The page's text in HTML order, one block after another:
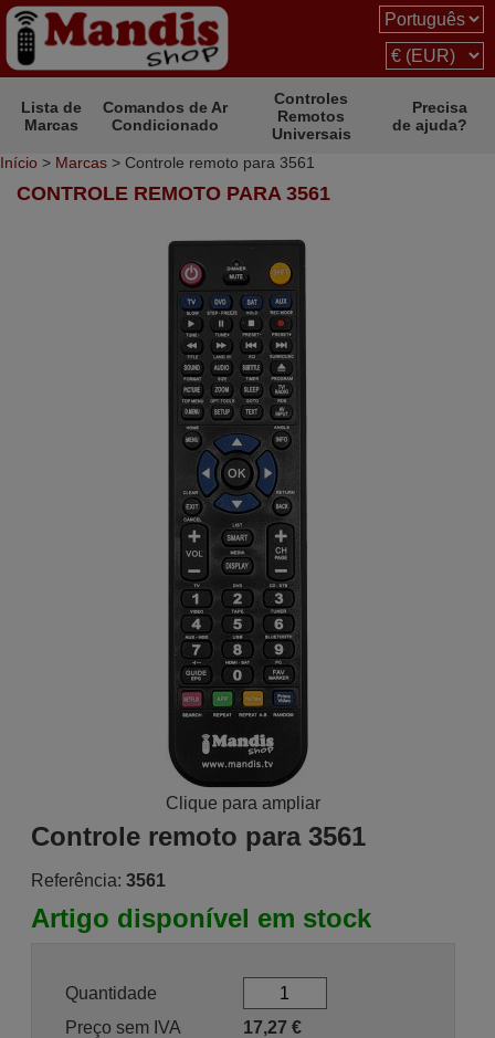
Lista de
Marcas
Comandos de Ar
Condicionado
Controles
Remotos
Universais
Precisa
de ajuda?
Início > Marcas > Controle remoto para 3561
CONTROLE REMOTO PARA 3561
Clique para ampliar
Controle remoto para 3561
Referência: 3561
Artigo disponível em stock
Quantidade
Preço sem IVA
17,27 €